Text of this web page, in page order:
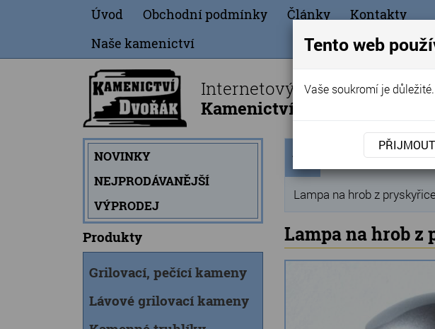
Úvod Obchodní podmínky Články
Kontakty
Naše kamenictví
Internetový obchod
Kamenictví Dvořák - Telč
NOVINKY
NEJPRODÁVANĚJŠÍ
VÝPRODEJ
Produkty
Grilovací, pečící kameny
Lávové grilovací kameny
stránka
Produkty »
Lampa na hrob z
Lampa na hrob z
Tento web
Vaše soukromí je